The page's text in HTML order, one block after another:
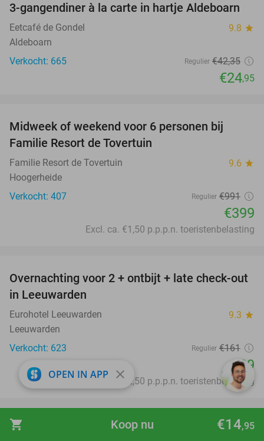
shopping_cart €14,95
Koop nu
41%
3-gangendiner à la carte in hartje Aldeboarn
Eetcafé de Gondel 9.8 star
Aldeboarn
Verkocht: 665
Regulier €42,35
€24,95
Midweek of weekend voor 6 personen bij
Familie Resort de Tovertuin
Familie Resort de Tovertuin 9.6 star
Hoogerheide
Verkocht: 407
Regulier €991
€399
Excl. ca. €1,50 p.p.p.n. toeristenbelasting
39%
Overnachting voor 2 + ontbijt + late check-out
in Leeuwarden
Eurohotel Leeuwarden 9.3 star
Leeuwarden
Verkocht: 623
Regulier €161
€99
Excl. ca. €2,50 p.p.p.n. toeristenbelasting
43%
4-gangen keuzediner bij De Beren
OPEN IN APP close